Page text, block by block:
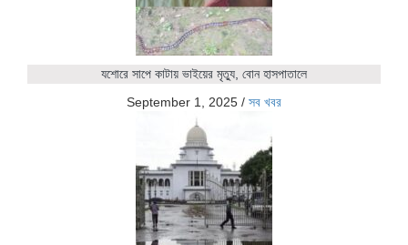
যশোরে সাপে কাটায় ভাইয়ের মৃত্যু, বোন হাসপাতালে
September 1, 2025 / সব খবর